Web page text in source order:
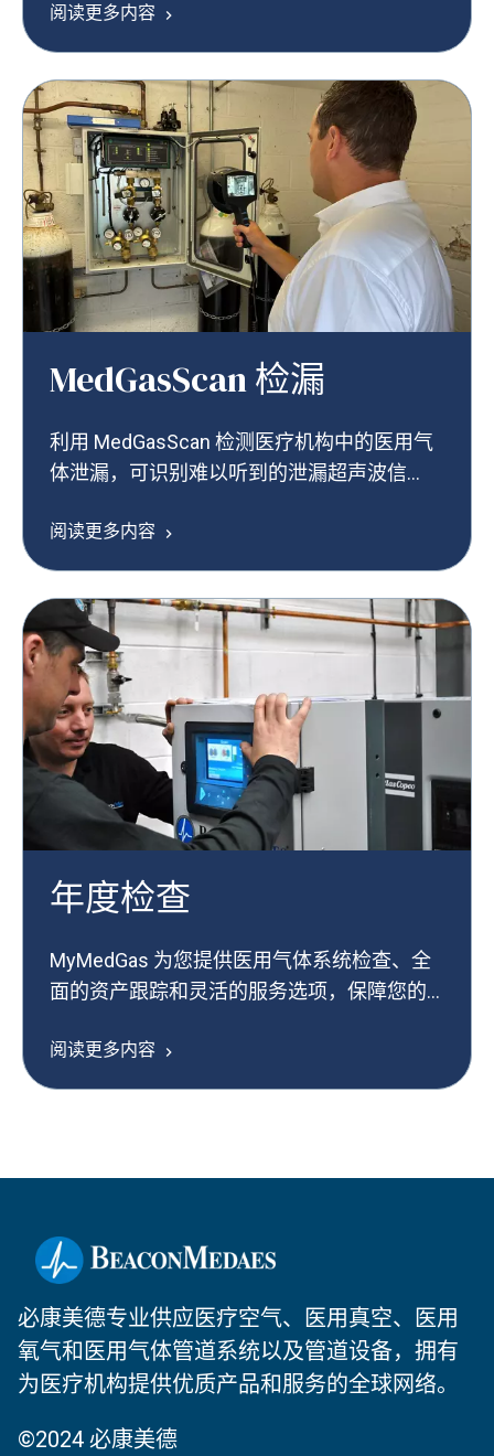
阅读更多内容
MedGasScan 检漏
利用 MedGasScan 检测医疗机构中的医用气
体泄漏，可识别难以听到的泄漏超声波信
阅读更多内容
年度检查
MyMedGas 为您提供医用气体系统检查、全
面的资产跟踪和灵活的服务选项，保障您的
阅读更多内容
必康美德专业供应医疗空气、医用真空、医用
氧气和医用气体管道系统以及管道设备，拥有
为医疗机构提供优质产品和服务的全球网络。
©2024 必康美德